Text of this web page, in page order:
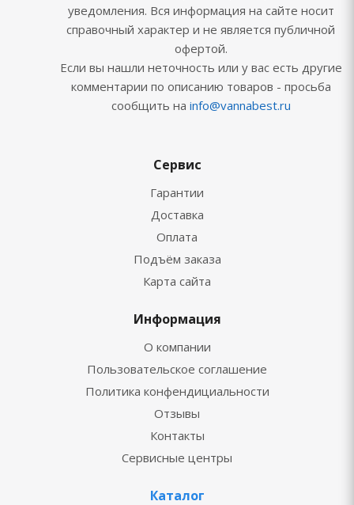
уведомления. Вся информация на сайте носит
справочный характер и не является публичной
офертой.
Если вы нашли неточность или у вас есть другие
комментарии по описанию товаров - просьба
сообщить на info@vannabest.ru
Сервис
Гарантии
Доставка
Оплата
Подъём заказа
Карта сайта
Информация
О компании
Пользовательское соглашение
Политика конфендициальности
Отзывы
Контакты
Сервисные центры
Каталог